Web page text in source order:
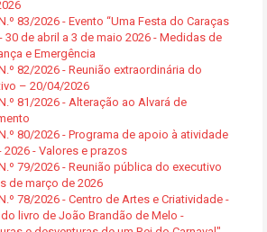
83/2026 - Evento “Uma Festa do Caraças
30 de abril a 3 de maio 2026 - Medidas de
e Emergência
82/2026 - Reunião extraordinária do
– 20/04/2026
81/2026 - Alteração ao Alvará de
80/2026 - Programa de apoio à atividade
2026 - Valores e prazos
79/2026 - Reunião pública do executivo
de março de 2026
78/2026 - Centro de Artes e Criatividade -
livro de João Brandão de Melo -